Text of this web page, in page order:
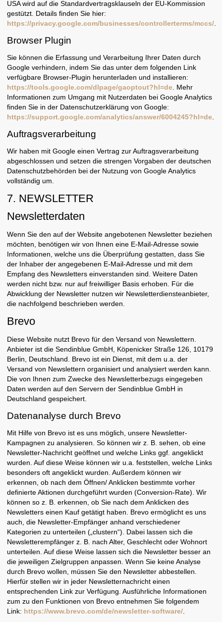
USA wird auf die Standardvertragsklauseln der EU-Kommission
gestützt. Details finden Sie hier:
https://privacy.google.com/businesses/controllerterms/mccs/
Browser Plugin
Sie können die Erfassung und Verarbeitung Ihrer Daten durch
Google verhindern, indem Sie das unter dem folgenden Link
verfügbare Browser-Plugin herunterladen und installieren:
https://tools.google.com/dlpage/gaoptout?hl=de . Mehr
Informationen zum Umgang mit Nutzerdaten bei Google Analytics
finden Sie in der Datenschutzerklärung von Google:
https://support.google.com/analytics/answer/6004245?hl=de
Auftragsverarbeitung
Wir haben mit Google einen Vertrag zur Auftragsverarbeitung
abgeschlossen und setzen die strengen Vorgaben der deutschen
Datenschutzbehörden bei der Nutzung von Google Analytics
vollständig um.
7. NEWSLETTER
Newsletter­daten
Wenn Sie den auf der Website angebotenen Newsletter beziehen
möchten, benötigen wir von Ihnen eine E-Mail-Adresse sowie
Informationen, welche uns die Überprüfung gestatten, dass Sie
der Inhaber der angegebenen E-Mail-Adresse und mit dem
Empfang des Newsletters einverstanden sind. Weitere Daten
werden nicht bzw. nur auf freiwilliger Basis erhoben. Für die
Abwicklung der Newsletter nutzen wir Newsletterdiensteanbieter,
die nachfolgend beschrieben werden.
Brevo
Diese Website nutzt Brevo für den Versand von Newslettern.
Anbieter ist die Sendinblue GmbH, Köpenicker Straße 126, 10179
Berlin, Deutschland. Brevo ist ein Dienst, mit dem u.a. der
Versand von Newslettern organisiert und analysiert werden kann.
Die von Ihnen zum Zwecke des Newsletterbezugs eingegeben
Daten werden auf den Servern der Sendinblue GmbH in
Deutschland gespeichert.
Datenanalyse durch Brevo
Mit Hilfe von Brevo ist es uns möglich, unsere Newsletter-
Kampagnen zu analysieren. So können wir z. B. sehen, ob eine
Newsletter-Nachricht geöffnet und welche Links ggf. angeklickt
wurden. Auf diese Weise können wir u.a. feststellen, welche Links
besonders oft angeklickt wurden. Außerdem können wir
erkennen, ob nach dem Öffnen/ Anklicken bestimmte vorher
definierte Aktionen durchgeführt wurden (Conversion-Rate). Wir
können so z. B. erkennen, ob Sie nach dem Anklicken des
Newsletters einen Kauf getätigt haben. Brevo ermöglicht es uns
auch, die Newsletter-Empfänger anhand verschiedener
Kategorien zu unterteilen („clustern“). Dabei lassen sich die
Newsletterempfänger z. B. nach Alter, Geschlecht oder Wohnort
unterteilen. Auf diese Weise lassen sich die Newsletter besser an
die jeweiligen Zielgruppen anpassen. Wenn Sie keine Analyse
durch Brevo wollen, müssen Sie den Newsletter abbestellen.
Hierfür stellen wir in jeder Newsletternachricht einen
entsprechenden Link zur Verfügung. Ausführliche Informationen
zum zu den Funktionen von Brevo entnehmen Sie folgendem
Link: https://www.brevo.com/de/newsletter-software/